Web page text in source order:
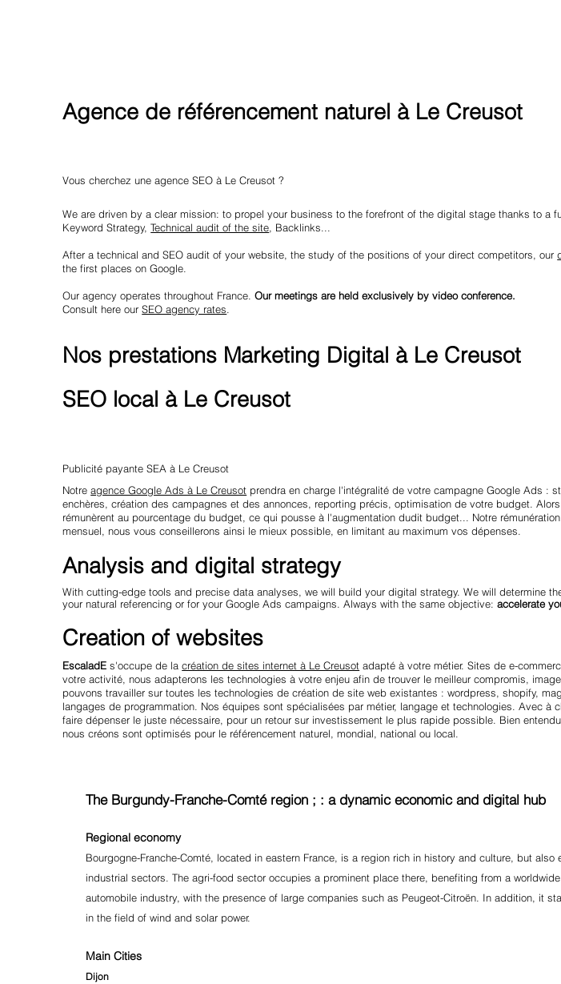
Agence de référencement naturel à Le Creusot
Vous cherchez une agence SEO à Le Creusot ?
We are driven by a clear mission: to propel your business to the forefront of the digital stage thanks to a
Keyword Strategy,Technical audit of the site, Backlinks...
After a technical and SEO audit of your website, the study of the positions of your direct competitors, our
the first places on Google.
Our agency operates throughout France.Our meetings are held exclusively by video conference.
Consult here ourSEO agency rates.
Nos prestations Marketing Digital à Le Creusot
SEO local à Le Creusot
Publicité payante SEA à Le Creusot
Notreagence Google Ads à Le Creusot prendra en charge l'intégralité de votre campagne Google Ads :
enchères, création des campagnes et des annonces, reporting précis, optimisation de votre budget.
rémunèrent au pourcentage du budget, ce qui pousse à l'augmentation dudit budget... Notre
mensuel, nous vous conseillerons ainsi le mieux possible, en limitant au maximum vos dépenses.
Analysis and digital strategy
With cutting-edge tools and precise data analyses, we will build your digital strategy. We will determine
your natural referencing or for your Google Ads campaigns. Always with the same objective:accelerate
Creation of websites
EscaladE s'occupe de lacréation de sites internet à Le Creusot adapté à votre métier. Sites de e-
votre activité, nous adapterons les technologies à votre enjeu afin de trouver le meilleur compromis,
pouvons travailler sur toutes les technologies de création de site web existantes : wordpress, shopify,
langages de programmation. Nos équipes sont spécialisées par métier, langage et technologies. Avec à
faire dépenser le juste nécessaire, pour un retour sur investissement le plus rapide possible. Bien
nous créons sont optimisés pour le référencement naturel, mondial, national ou local.
The Burgundy-Franche-Comté region ; : a dynamic economic and digital hub
Regional economy
Bourgogne-Franche-Comté, located in eastern France, is a region rich in history and culture, but
industrial sectors. The agri-food sector occupies a prominent place there, benefiting from a
automobile industry, with the presence of large companies such as Peugeot-Citroën. In addition, it
in the field of wind and solar power.
Main Cities
Dijon